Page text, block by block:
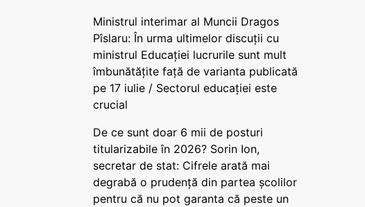
Ministrul interimar al Muncii Dragos
Pîslaru: În urma ultimelor discuții cu
ministrul Educației lucrurile sunt mult
îmbunătățite față de varianta publicată
pe 17 iulie / Sectorul educației este
crucial
De ce sunt doar 6 mii de posturi
titularizabile în 2026? Sorin Ion,
secretar de stat: Cifrele arată mai
degrabă o prudență din partea școlilor
pentru că nu pot garanta că peste un